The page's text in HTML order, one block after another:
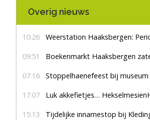
Overig nieuws
10:26 Weerstation Haaksbergen: Perioden
09:51 Boekenmarkt Haaksbergen zaterdag 8 augustus,
07:16 Stoppelhaenefeest bij museum
17:07 Luk akkefietjes…
15:13 Tijdelijke innamestop bij